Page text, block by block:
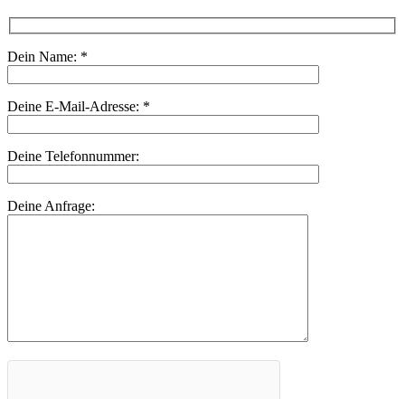
Dein Name: *
Deine E-Mail-Adresse: *
Deine Telefonnummer:
Deine Anfrage: